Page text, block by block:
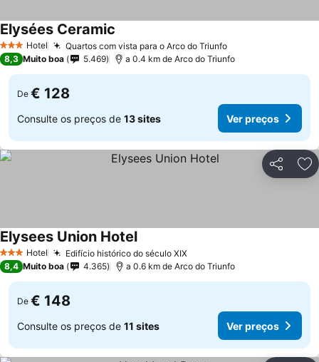
3 EstrelasHotel Quartos com vista para o Arco do Triunfo
Elysées Ceramic
8,3 Muito boa 5.469 a 0.4 km de Arco do Triunfo
De € 128
Consulte os preços de 13 sites Ver preços
Partilhar
3 EstrelasHotel Edifício histórico do século XIX
Elysees Union Hotel
8,4 Muito boa 4.365 a 0.6 km de Arco do Triunfo
De € 148
Consulte os preços de 11 sites Ver preços